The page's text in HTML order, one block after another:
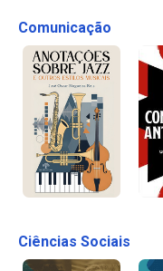
Comunicação
Ciências Sociais